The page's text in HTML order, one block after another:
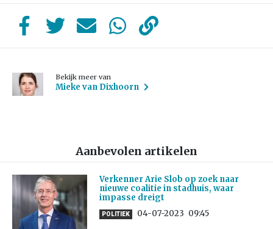
Bekijk meer van
Mieke van Dixhoorn
Aanbevolen artikelen
Verkenner Arie Slob op zoek naar
nieuwe coalitie in stadhuis, waar
impasse dreigt
POLITIEK 04-07-2023 09:45